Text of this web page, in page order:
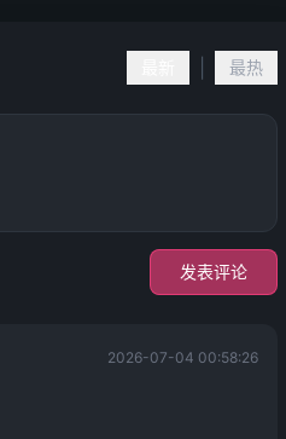
最热
发表评论
2026-07-04 00:58:26